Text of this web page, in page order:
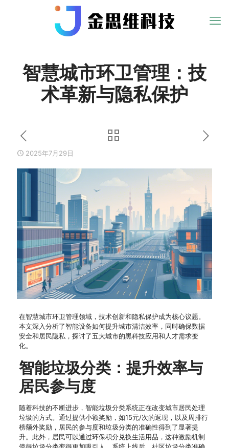
智慧城市环卫管理：技
术革新与隐私保护
2025年7月29日
在智慧城市环卫管理领域，技术创新和隐私保护成为核心议题。
本文深入分析了智能设备如何提升城市清洁效率，同时确保数据
安全和居民隐私，探讨了五大城市的黑科技应用和人才需求变
化。
智能垃圾分类：提升效率与
居民参与度
随着科技的不断进步，智能垃圾分类系统正在改变城市居民处理
垃圾的方式。通过提供小额奖励，如15元/次的返现，以及周排行
榜额外奖励，居民的参与度和垃圾分类的准确性得到了显著提
升。此外，居民可以通过环保积分兑换生活用品，这种激励机制